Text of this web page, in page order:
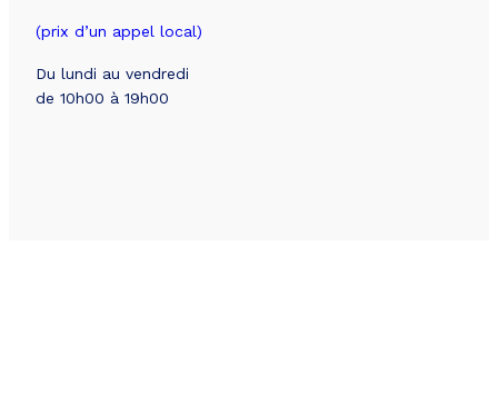
(prix d’un appel local)
Du lundi au vendredi
de 10h00 à 19h00
Besoin de simuler votre projet
?
Obtenez votre devis en 5